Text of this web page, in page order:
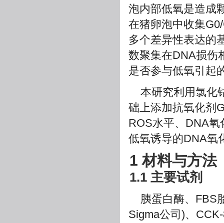
泡内部低氧是造成
在猪卵泡中收集
多个差异性表达的
数聚集在DNA损伤
是否参与低氧引起
本研究利用氯化
础上添加抗氧化剂
ROS水平、DNA氧
低氧诱导的DNA氧
1 材料与方法
1.1 主要试剂
胰蛋白酶、FBS
Sigma公司)、